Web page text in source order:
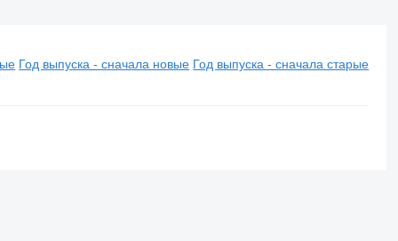
Год выпуска - сначала новые Год выпуска - сначала старые